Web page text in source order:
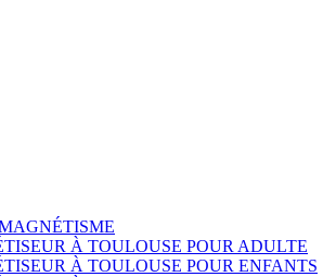
À TOULOUSE POUR ADULTE
À TOULOUSE POUR ENFANTS